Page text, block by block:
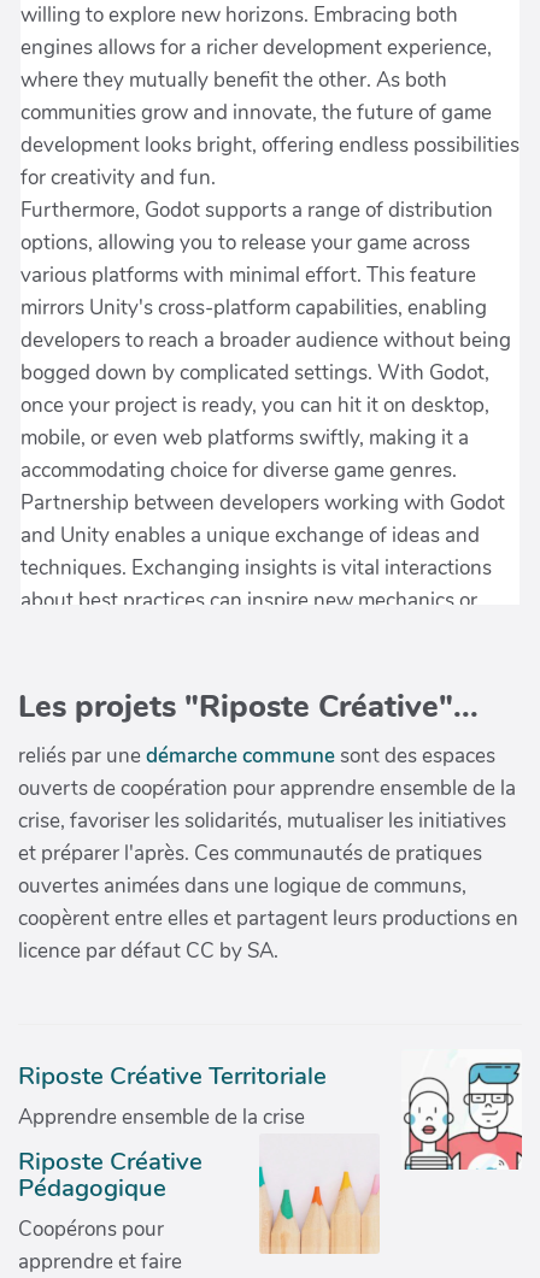
Les projets "Riposte Créative"...
reliés par unedémarche communesont des espaces
ouverts de coopération pour apprendre ensemble de la
crise, favoriser les solidarités, mutualiser les initiatives
et préparer l'après. Ces communautés de pratiques
ouvertes animées dans une logique de communs,
coopèrent entre elles et partagent leurs productions en
licence par défaut CC by SA.
Riposte Créative Territoriale
Apprendre ensemble de la crise
Riposte Créative
Pédagogique
Coopérons pour
apprendre et faire